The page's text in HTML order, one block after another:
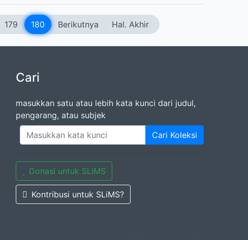
179 180 Berikutnya Hal. Akhir
Cari
masukkan satu atau lebih kata kunci dari judul,
pengarang, atau subjek
Cari Koleksi
Donasi untuk SLiMS
Kontribusi untuk SLiMS?